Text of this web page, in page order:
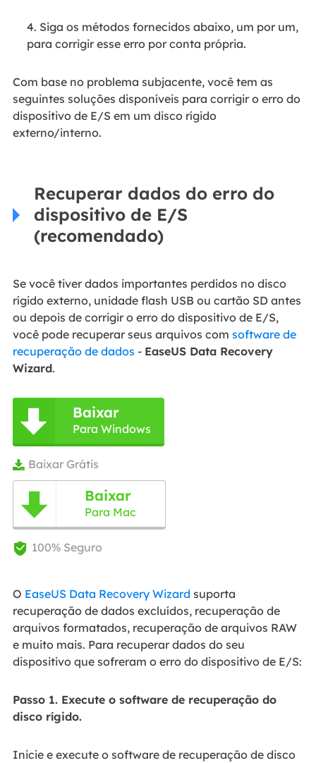
4. Siga os métodos fornecidos abaixo, um por um,
para corrigir esse erro por conta própria.
Com base no problema subjacente, você tem as
seguintes soluções disponíveis para corrigir o erro do
dispositivo de E/S em um disco rígido
externo/interno.
Recuperar dados do erro do
dispositivo de E/S
(recomendado)
Se você tiver dados importantes perdidos no disco
rígido externo, unidade flash USB ou cartão SD antes
ou depois de corrigir o erro do dispositivo de E/S,
você pode recuperar seus arquivos com software de
recuperação de dados - EaseUS Data Recovery
Wizard.
 Baixar
Para Windows
 Baixar Grátis
 Baixar
Para Mac
 100% Seguro
O EaseUS Data Recovery Wizard suporta
recuperação de dados excluídos, recuperação de
arquivos formatados, recuperação de arquivos RAW
e muito mais. Para recuperar dados do seu
dispositivo que sofreram o erro do dispositivo de E/S:
Passo 1. Execute o software de recuperação do
disco rígido.
Inicie e execute o software de recuperação de disco